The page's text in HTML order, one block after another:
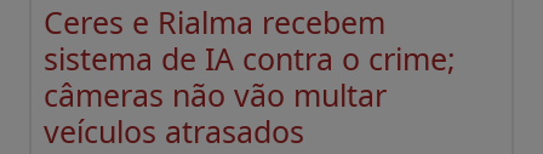
Ceres e Rialma recebem
sistema de IA contra o crime;
câmeras não vão multar
veículos atrasados